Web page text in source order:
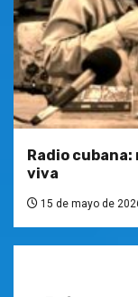
Radio
viva
15 de mayo de